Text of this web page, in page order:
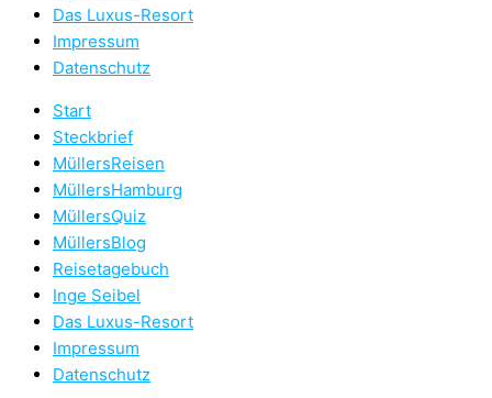
Das Luxus-Resort
Impressum
Datenschutz
Start
Steckbrief
MüllersReisen
MüllersHamburg
MüllersQuiz
MüllersBlog
Reisetagebuch
Inge Seibel
Das Luxus-Resort
Impressum
Datenschutz